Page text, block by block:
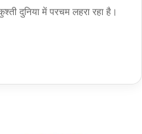
दुनिया में परचम लहरा रहा है।